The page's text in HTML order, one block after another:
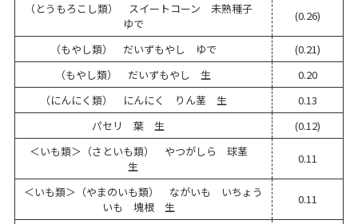
（とうもろこし類） スイートコーン 未熟種子
ゆで
(0.26)
（もやし類） だいずもやし ゆで
(0.21)
（もやし類） だいずもやし 生
0.20
（にんにく類） にんにく りん茎 生
0.13
パセリ 葉 生
(0.12)
＜いも類＞（さといも類） やつがしら 球茎
生
0.11
＜いも類＞（やまのいも類） ながいも いちょう
いも 塊根 生
0.11